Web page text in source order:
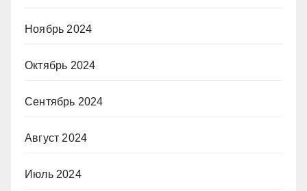
Ноябрь 2024
Октябрь 2024
Сентябрь 2024
Август 2024
Июль 2024